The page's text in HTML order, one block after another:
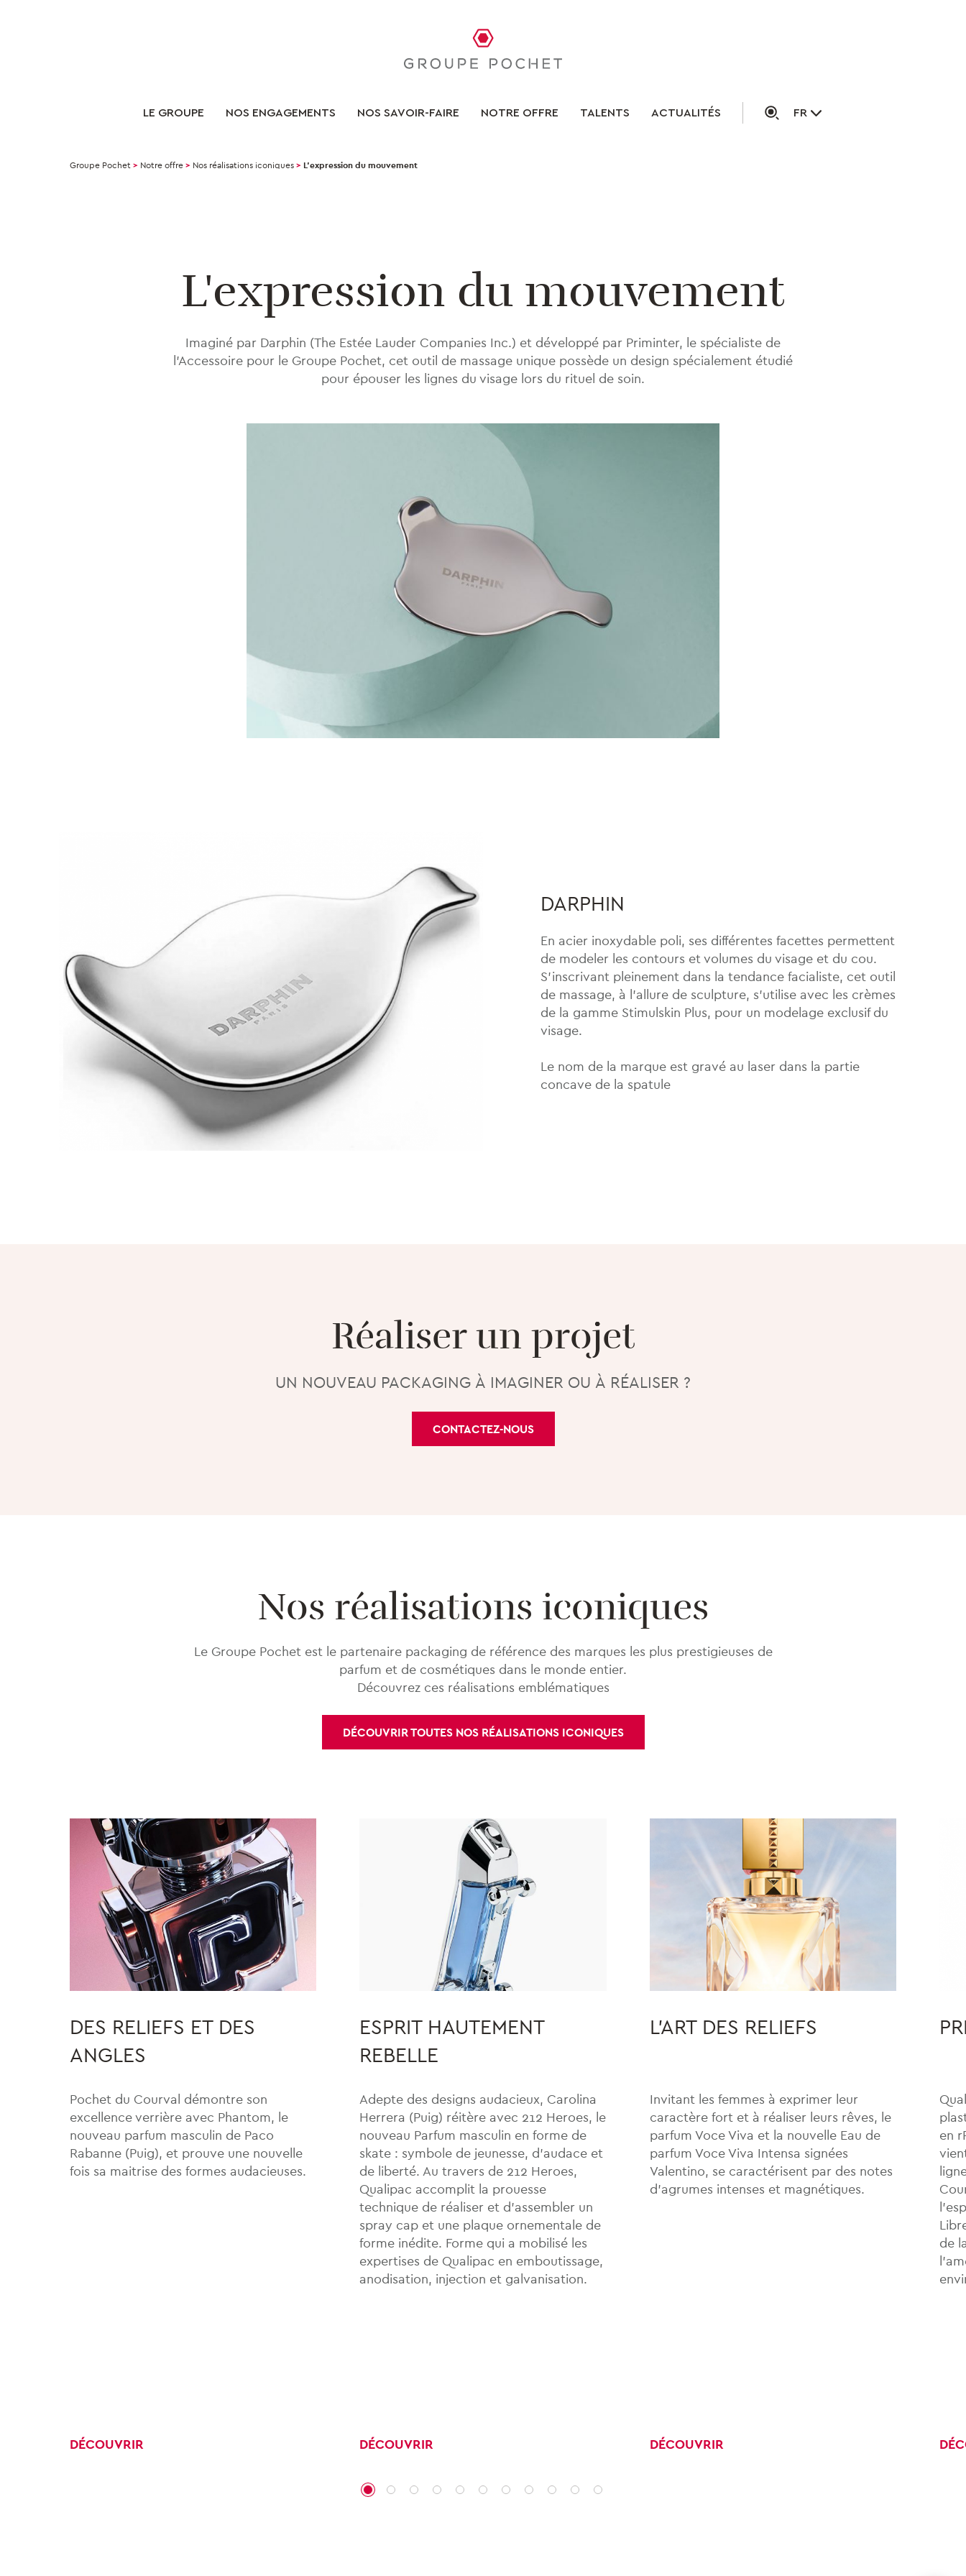
LE GROUPE NOS ENGAGEMENTS NOS SAVOIR-FAIRE NOTRE OFFRE TALENTS ACTUALITÉS FR
Groupe Pochet > Notre offre > Nos réalisations iconiques > L’expression du mouvement
L'expression du mouvement
Imaginé par Darphin (The Estée Lauder Companies Inc.) et développé par Priminter, le spécialiste de
l’Accessoire pour le Groupe Pochet, cet outil de massage unique possède un design spécialement étudié
pour épouser les lignes du visage lors du rituel de soin.
DARPHIN
En acier inoxydable poli, ses différentes facettes permettent
de modeler les contours et volumes du visage et du cou.
S’inscrivant pleinement dans la tendance facialiste, cet outil
de massage, à l’allure de sculpture, s’utilise avec les crèmes
de la gamme Stimulskin Plus, pour un modelage exclusif du
visage.
Le nom de la marque est gravé au laser dans la partie
concave de la spatule
Réaliser un projet
UN NOUVEAU PACKAGING À IMAGINER OU À RÉALISER ?
CONTACTEZ-NOUS
Nos réalisations iconiques
Le Groupe Pochet est le partenaire packaging de référence des marques les plus prestigieuses de
parfum et de cosmétiques dans le monde entier.
Découvrez ces réalisations emblématiques
DÉCOUVRIR TOUTES NOS RÉALISATIONS ICONIQUES
DES RELIEFS ET DES
ANGLES
Pochet du Courval démontre son
excellence verrière avec Phantom, le
nouveau parfum masculin de Paco
Rabanne (Puig), et prouve une nouvelle
fois sa maitrise des formes audacieuses.
DÉCOUVRIR
ESPRIT HAUTEMENT
REBELLE
Adepte des designs audacieux, Carolina
Herrera (Puig) réitère avec 212 Heroes, le
nouveau Parfum masculin en forme de
skate : symbole de jeunesse, d’audace et
de liberté. Au travers de 212 Heroes,
Qualipac accomplit la prouesse
technique de réaliser et d’assembler un
spray cap et une plaque ornementale de
forme inédite. Forme qui a mobilisé les
expertises de Qualipac en emboutissage,
anodisation, injection et galvanisation.
DÉCOUVRIR
L’ART DES RELIEFS
Invitant les femmes à exprimer leur
caractère fort et à réaliser leurs rêves, le
parfum Voce Viva et la nouvelle Eau de
parfum Voce Viva Intensa signées
Valentino, se caractérisent par des notes
d’agrumes intenses et magnétiques.
DÉCOUVRIR
en
de